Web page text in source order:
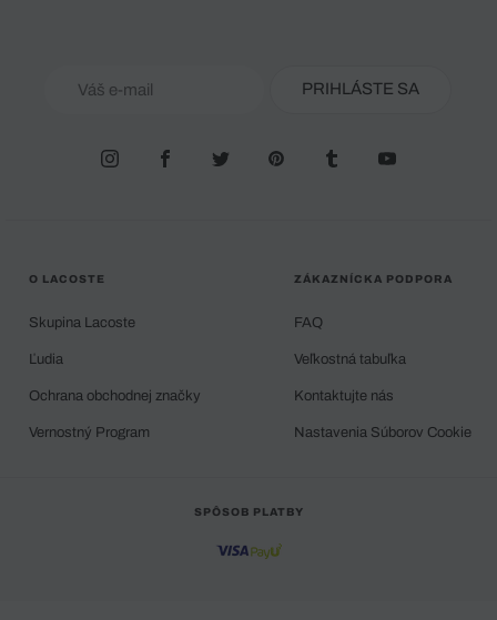
PRIHLÁSTE SA
O LACOSTE
Skupina Lacoste
Ľudia
Ochrana obchodnej značky
Vernostný Program
ZÁKAZNÍCKA PODPORA
FAQ
Veľkostná tabuľka
Kontaktujte nás
Nastavenia Súborov Cookie
SPÔSOB PLATBY